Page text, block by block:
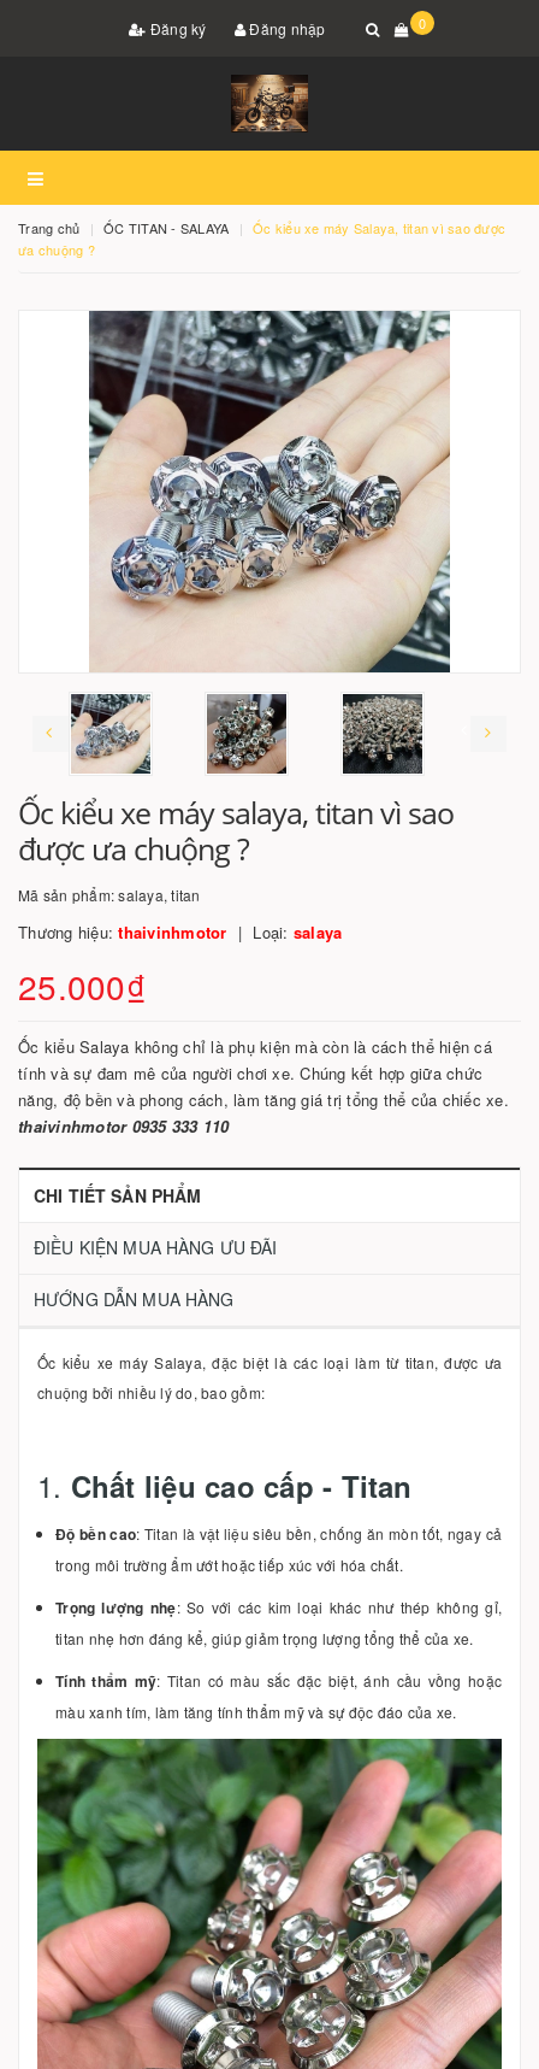
Đăng ký Đăng nhập 0
Trang chủ ỐC TITAN - SALAYA
Ốc kiểu xe máy Salaya, titan vì sao được
ưa chuộng ?
Ốc kiểu xe máy salaya, titan vì sao
được ưa chuộng ?
Mã sản phẩm:salaya, titan
Thương hiệu:thaivinhmotor Loại: salaya
25.000₫
Ốc kiểu Salaya không chỉ là phụ kiện mà còn là cách thể hiện cá
tính và sự đam mê của người chơi xe. Chúng kết hợp giữa chức
năng, độ bền và phong cách, làm tăng giá trị tổng thể của chiếc xe.
thaivinhmotor 0935 333 110
CHI TIẾT SẢN PHẨM
ĐIỀU KIỆN MUA HÀNG ƯU ĐÃI
HƯỚNG DẪN MUA HÀNG
Ốc kiểu xe máy Salaya, đặc biệt là các loại làm từ titan, được ưa
chuộng bởi nhiều lý do, bao gồm:
1. Chất liệu cao cấp - Titan
Độ bền cao: Titan là vật liệu siêu bền, chống ăn mòn tốt, ngay cả
trong môi trường ẩm ướt hoặc tiếp xúc với hóa chất.
Trọng lượng nhẹ: So với các kim loại khác như thép không gỉ,
titan nhẹ hơn đáng kể, giúp giảm trọng lượng tổng thể của xe.
Tính thẩm mỹ: Titan có màu sắc đặc biệt, ánh cầu vồng hoặc
màu xanh tím, làm tăng tính thẩm mỹ và sự độc đáo của xe.